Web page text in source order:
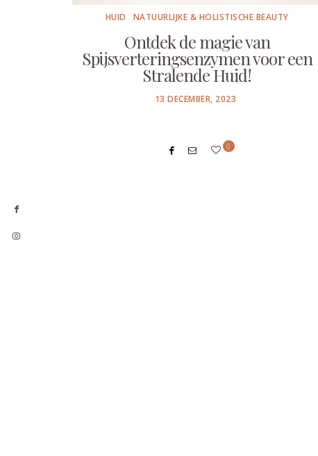
HUID NATUURLIJKE & HOLISTISCHE BEAUTY
Ontdek de magie van
Spijsverteringsenzymen voor een
Stralende Huid!
POSTED
13 DECEMBER, 2023
0